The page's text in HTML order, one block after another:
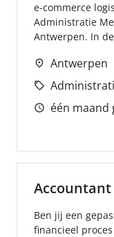
e-commerce
Administratie
Antwerpen. In
Antwerpen
één maand
Accountant
Ben jij een
financieel